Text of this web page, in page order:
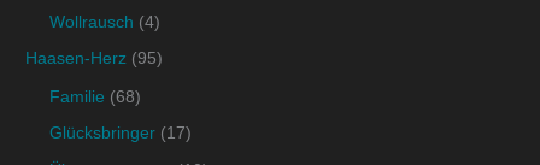
Wollrausch (4)
Haasen-Herz (95)
Familie (68)
Glücksbringer (17)